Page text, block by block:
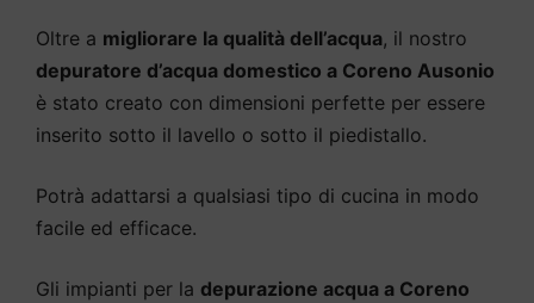
Oltre a migliorare la qualità dell’acqua, il nostro
depuratore d’acqua domestico a Coreno Ausonio
è stato creato con dimensioni perfette per essere
inserito sotto il lavello o sotto il piedistallo.
Potrà adattarsi a qualsiasi tipo di cucina in modo
facile ed efficace.
Gli impianti per la depurazione acqua a Coreno